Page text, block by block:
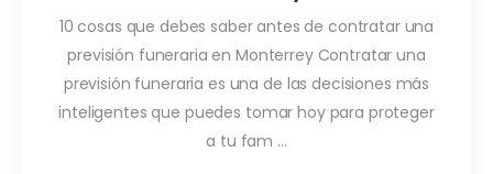
10 cosas que debes saber antes de contratar una
previsión funeraria en Monterrey Contratar una
previsión funeraria es una de las decisiones más
inteligentes que puedes tomar hoy para proteger
a tu fam ...